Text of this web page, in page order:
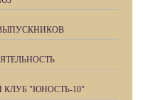
"ЮНОСТЬ-10"